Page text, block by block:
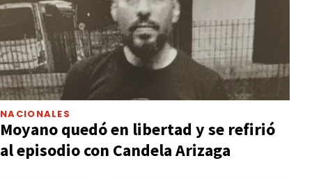
NACIONALES
Moyano quedó en libertad y se refirió
al episodio con Candela Arizaga